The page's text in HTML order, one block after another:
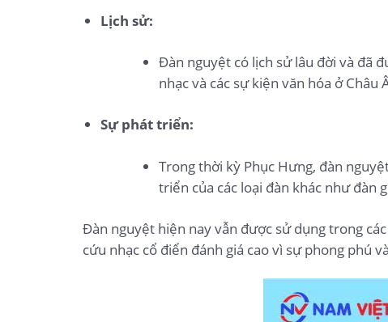
Lịch sử:
Đàn nguyệt có lịch sử lâu đời và đã
nhạc và các sự kiện văn hóa ở
Sự phát triển:
Trong thời kỳ Phục Hưng, đàn
triển của các loại đàn khác như đàn
Đàn nguyệt hiện nay vẫn được sử dụng trong
cứu nhạc cổ điển đánh giá cao vì sự phong phú